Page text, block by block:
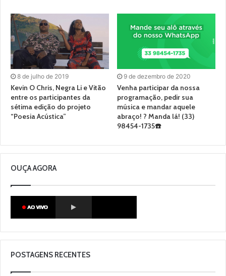
8 de julho de 2019
Kevin O Chris, Negra Li e Vitão
entre os participantes da
sétima edição do projeto
“Poesia Acústica”
9 de dezembro de 2020
Venha participar da nossa
programação, pedir sua
música e mandar aquele
abraço! ? Manda lá! (33)
98454-1735☎️
OUÇA AGORA
POSTAGENS RECENTES